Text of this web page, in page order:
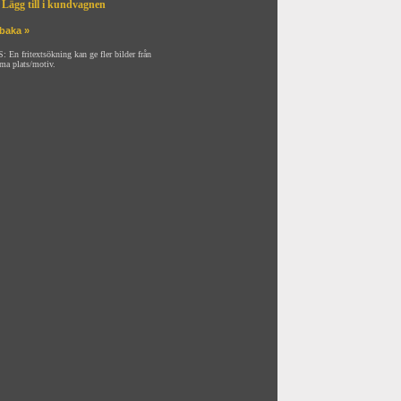
Lägg till i kundvagnen
»
En fritextsökning kan ge fler bilder från
plats/motiv.